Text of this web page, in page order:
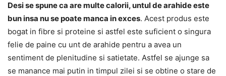
Desi se spune ca are multe calorii, untul de arahide este
bun insa nu se poate manca in exces. Acest produs este
bogat in fibre si proteine si astfel este suficient o singura
felie de paine cu unt de arahide pentru a avea un
sentiment de plenitudine si satietate. Astfel se ajunge sa
se manance mai putin in timpul zilei si se obtine o stare de